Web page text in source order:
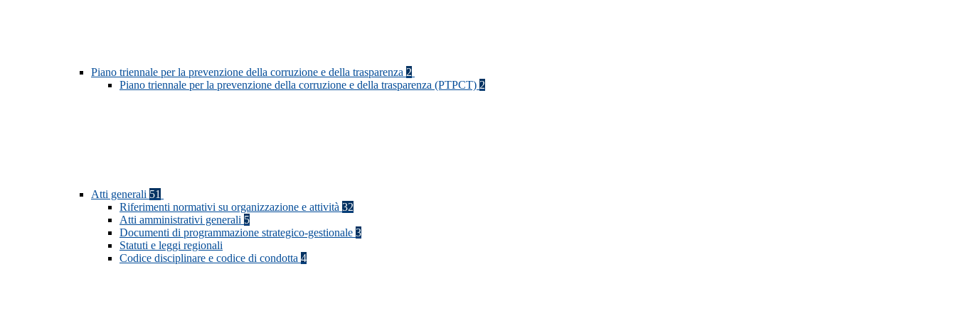
Piano triennale per la prevenzione della corruzione e della trasparenza 2
Piano triennale per la prevenzione della corruzione e della trasparenza (PTPCT) 2
Atti generali 51
Riferimenti normativi su organizzazione e attività 32
Atti amministrativi generali 5
Documenti di programmazione strategico-gestionale 3
Statuti e leggi regionali
Codice disciplinare e codice di condotta 4